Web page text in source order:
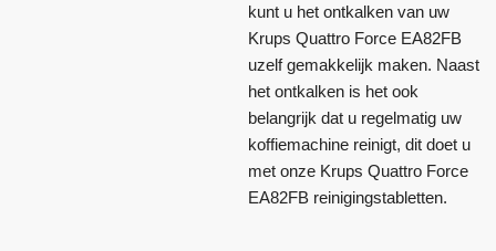
kunt u het ontkalken van uw
Krups Quattro Force EA82FB
uzelf gemakkelijk maken. Naast
het ontkalken is het ook
belangrijk dat u regelmatig uw
koffiemachine reinigt, dit doet u
met onze Krups Quattro Force
EA82FB reinigingstabletten.